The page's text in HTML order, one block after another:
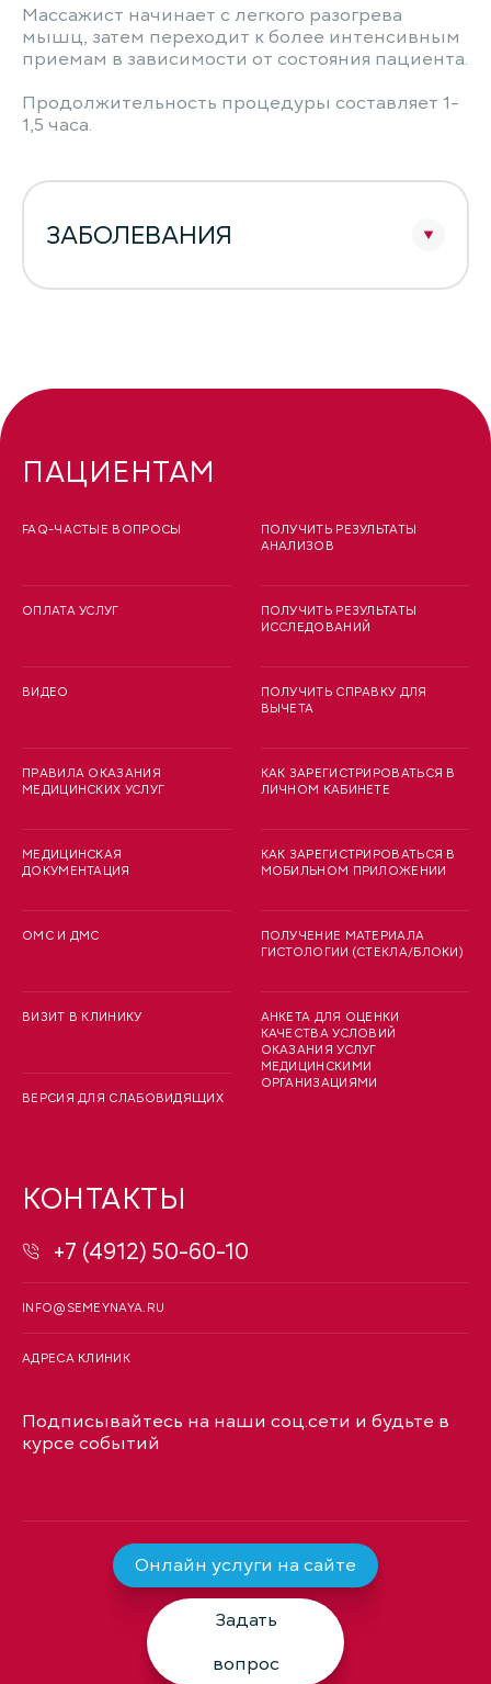
Массажист начинает с легкого разогрева
мышц, затем переходит к более интенсивным
приемам в зависимости от состояния пациента.
Продолжительность процедуры составляет 1-
1,5 часа.
ЗАБОЛЕВАНИЯ
ПАЦИЕНТАМ
FAQ-ЧАСТЫЕ ВОПРОСЫ
ОПЛАТА УСЛУГ
ВИДЕО
ПРАВИЛА ОКАЗАНИЯ
МЕДИЦИНСКИХ УСЛУГ
МЕДИЦИНСКАЯ
ДОКУМЕНТАЦИЯ
ОМС И ДМС
ВИЗИТ В КЛИНИКУ
ВЕРСИЯ ДЛЯ СЛАБОВИДЯЩИХ
ПОЛУЧИТЬ РЕЗУЛЬТАТЫ
АНАЛИЗОВ
ПОЛУЧИТЬ РЕЗУЛЬТАТЫ
ИССЛЕДОВАНИЙ
ПОЛУЧИТЬ СПРАВКУ ДЛЯ
ВЫЧЕТА
КАК ЗАРЕГИСТРИРОВАТЬСЯ В
ЛИЧНОМ КАБИНЕТЕ
КАК ЗАРЕГИСТРИРОВАТЬСЯ В
МОБИЛЬНОМ ПРИЛОЖЕНИИ
ПОЛУЧЕНИЕ МАТЕРИАЛА
ГИСТОЛОГИИ (СТЕКЛА/БЛОКИ)
АНКЕТА ДЛЯ ОЦЕНКИ
КАЧЕСТВА УСЛОВИЙ
ОКАЗАНИЯ УСЛУГ
МЕДИЦИНСКИМИ
ОРГАНИЗАЦИЯМИ
КОНТАКТЫ
+7 (4912) 50-60-10
INFO@SEMEYNAYA.RU
АДРЕСА КЛИНИК
Подписывайтесь на наши соц.сети и будьте в
курсе событий
Онлайн услуги на сайте
Задать
вопрос